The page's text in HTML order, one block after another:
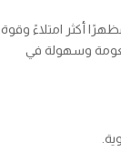
أكثر امتلاءً وقوة.
وسهولة في